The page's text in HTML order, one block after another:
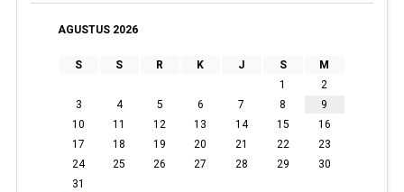
AGUSTUS 2026
S S R K J S
M
1
2
3
4 5 6 7 8
9
10
11 12 13 14 15
16
17
18 19 20 21 22
23
24
25 26 27 28 29
30
31